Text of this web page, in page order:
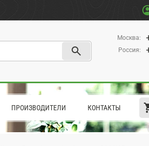
search
Москва:
Россия:
ПРОИЗВОДИТЕЛИ КОНТАКТЫ